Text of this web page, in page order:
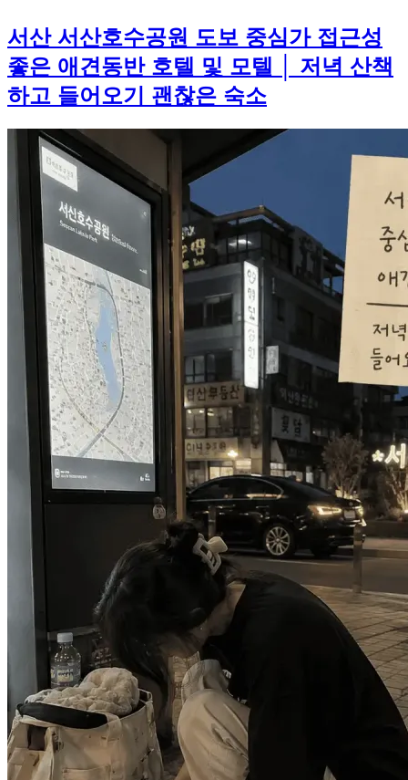
서산 서산호수공원 도보 중심가 접근성
좋은 애견동반 호텔 및 모텔 │ 저녁 산책
하고 들어오기 괜찮은 숙소